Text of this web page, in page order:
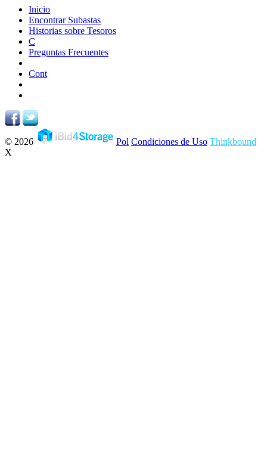
Inicio
Encontrar Subastas
Historias sobre Tesoros
C
Preguntas Frecuentes
Cont
© 2026 Pol Condiciones de Uso Thinkbound
X